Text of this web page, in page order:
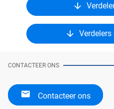
CONTACTEER ONS
Contacteer ons